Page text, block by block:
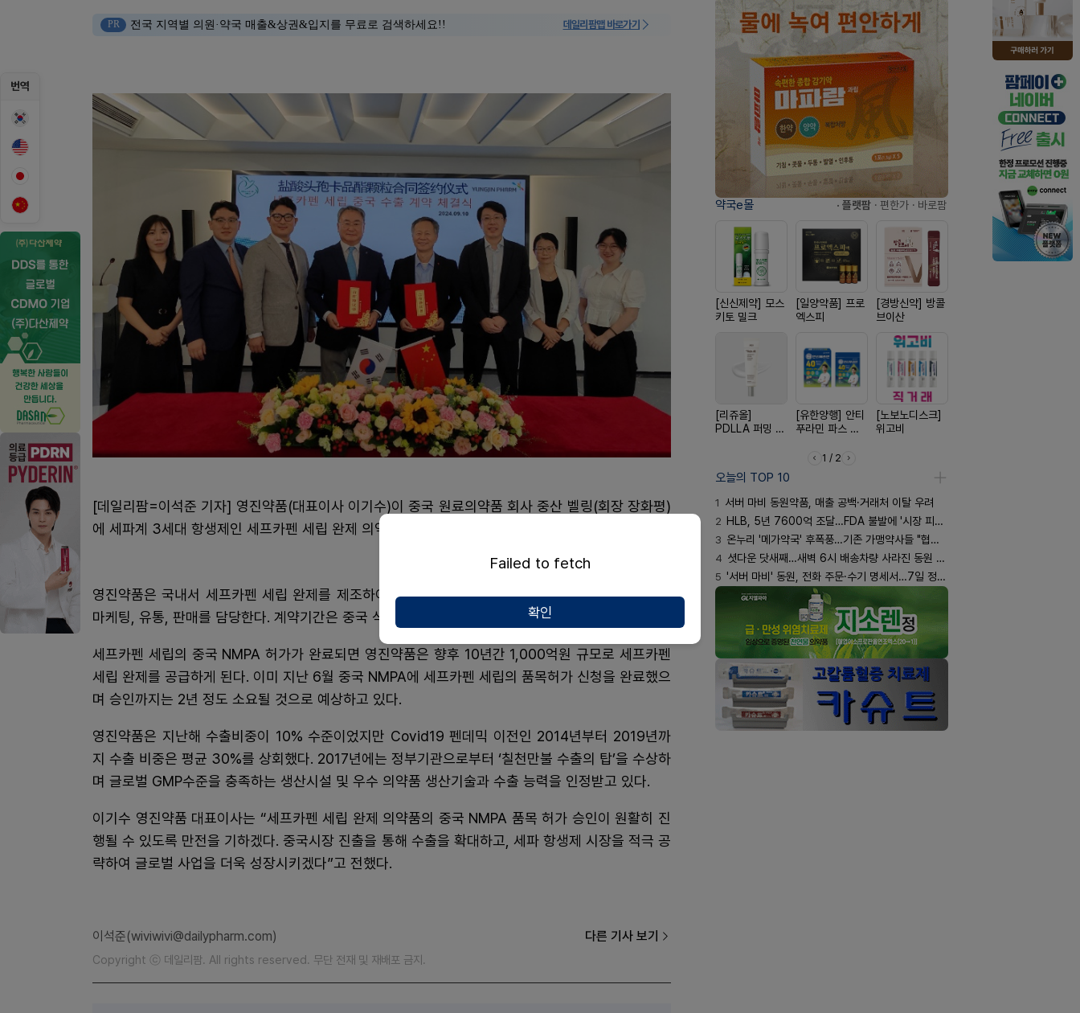
번역
PR 전국 지역별 의원·약국 매출&상권&입지를 무료로 검색하세요!! 데일리팜맵 바로가기
[데일리팜=이석준 기자] 영진약품(대표이사 이기수)이 중국 원료의약품 회사 중산 벨링(회장 장화평)
에 세파계 3세대 항생제인 세프카펜 세립 완제 의약품 수출 계약을 체결했다고 11일 밝혔다.
영진약품은 국내서 세프카펜 세립 완제를 제조하여 공급하고 중산벨링은 중국내(마카오, 홍콩 제외)
마케팅, 유통, 판매를 담당한다. 계약기간은 중국 식약처 NMPA의 품목 허가 후 10년간이다.
세프카펜 세립의 중국 NMPA 허가가 완료되면 영진약품은 향후 10년간 1,000억원 규모로 세프카펜
세립 완제를 공급하게 된다. 이미 지난 6월 중국 NMPA에 세프카펜 세립의 품목허가 신청을 완료했으
며 승인까지는 2년 정도 소요될 것으로 예상하고 있다.
영진약품은 지난해 수출비중이 10% 수준이었지만 Covid19 펜데믹 이전인 2014년부터 2019년까
지 수출 비중은 평균 30%를 상회했다. 2017년에는 정부기관으로부터 ‘칠천만불 수출의 탑’을 수상하
며 글로벌 GMP수준을 충족하는 생산시설 및 우수 의약품 생산기술과 수출 능력을 인정받고 있다.
이기수 영진약품 대표이사는 “세프카펜 세립 완제 의약품의 중국 NMPA 품목 허가 승인이 원활히 진
행될 수 있도록 만전을 기하겠다. 중국시장 진출을 통해 수출을 확대하고, 세파 항생제 시장을 적극 공
략하여 글로벌 사업을 더욱 성장시키겠다”고 전했다.
이석준(wiviwivi@dailypharm.com) 다른 기사 보기
Copyright ⓒ 데일리팜. All rights reserved. 무단 전재 및 재배포 금지.
약국e몰 · 플랫팜 · 편한가 · 바로팜
[신신제약] 모스
키토 밀크
[일양약품] 프로
엑스피
[경방신약] 방콜
브이산
[리쥬올]
PDLLA 퍼밍 크
[유한양행] 안티
푸라민 파스 시
[노보노디스크]
위고비
1 / 2
오늘의 TOP 10
1 서버 마비 동원약품, 매출 공백·거래처 이탈 우려
2 HLB, 5년 7600억 조달…FDA 불발에 '시장 피로감'
3 온누리 '메가약국' 후폭풍…기존 가맹약사들 "협의체 만들자"
4 셧다운 닷새째…새벽 6시 배송차량 사라진 동원 물류센터
5 '서버 마비' 동원, 전화 주문·수기 명세서…7일 정상화 되나
Failed to fetch
확인